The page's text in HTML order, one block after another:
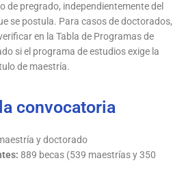
de pregrado, independientemente del
se postula. Para casos de doctorados,
en la Tabla de Programas de
si el programa de estudios exige la
de maestría.
convocatoria
y doctorado
889 becas (539 maestrías y 350